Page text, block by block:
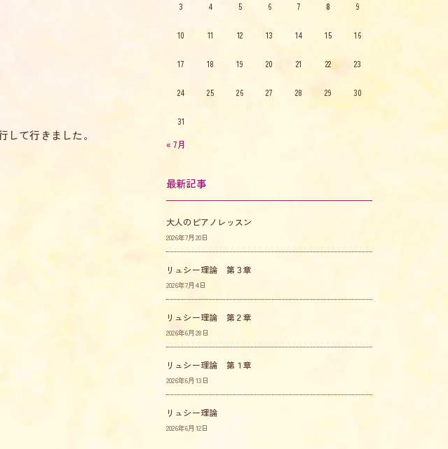
て行きました。
3 4 5 6 7 8 9
10 11 12 13 14 15 16
17 18 19 20 21 22 23
24 25 26 27 28 29 30
31
« 7月
最新記事
大人のピアノレッスン
2026年7月20日
リュシー理論 第３章
2026年7月4日
リュシー理論 第２章
2026年6月28日
リュシー理論 第１章
2026年6月13日
リュシー理論
2026年6月12日